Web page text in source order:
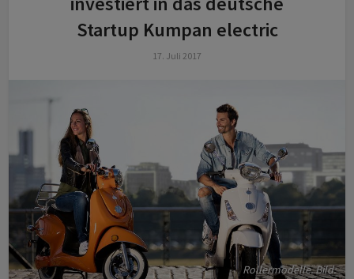
Startup Kumpan electric
17. Juli 2017
Rollermodelle. Bild: